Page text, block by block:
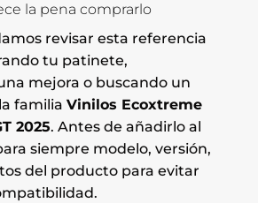
la pena comprarlo
revisar esta referencia
tu patinete,
mejora o buscando un
familia Vinilos Ecoxtreme
2025. Antes de añadirlo al
siempre modelo, versión,
del producto para evitar